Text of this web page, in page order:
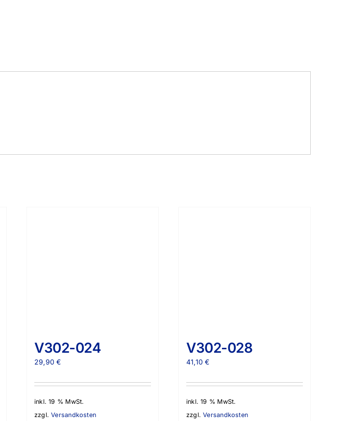
V302-024
29,90€
inkl. 19 % MwSt.
zzgl.Versandkosten
V302-028
41,10€
inkl. 19 % MwSt.
zzgl.Versandkosten